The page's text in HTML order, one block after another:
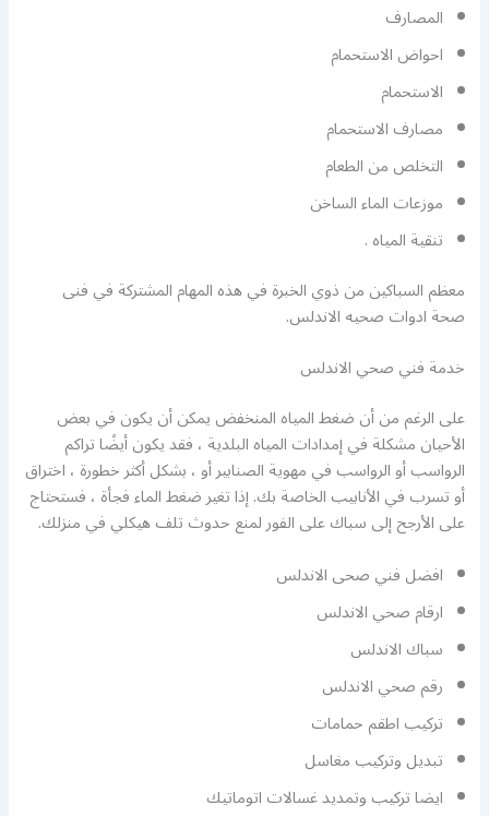
المصارف
احواض الاستحمام
الاستحمام
مصارف الاستحمام
التخلص من الطعام
موزعات الماء الساخن
تنقية المياه .
معظم السباكين من ذوي الخبرة في هذه المهام المشتركة في فنى
صحة ادوات صحيه الاندلس.
خدمة فني صحي الاندلس
على الرغم من أن ضغط المياه المنخفض يمكن أن يكون في بعض
الأحيان مشكلة في إمدادات المياه البلدية ، فقد يكون أيضًا تراكم
الرواسب أو الرواسب في مهوية الصنابير أو ، بشكل أكثر خطورة ، اختراق
أو تسرب في الأنابيب الخاصة بك. إذا تغير ضغط الماء فجأة ، فستحتاج
على الأرجح إلى سباك على الفور لمنع حدوث تلف هيكلي في منزلك.
افضل فني صحى الاندلس
ارقام صحي الاندلس
سباك الاندلس
رقم صحي الاندلس
تركيب اطقم حمامات
تبديل وتركيب مغاسل
ايضا تركيب وتمديد غسالات اتوماتيك